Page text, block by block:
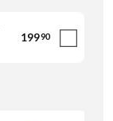
19990